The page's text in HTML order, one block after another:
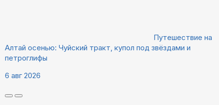
Путешествие на
Алтай осенью: Чуйский тракт, купол под звёздами и
петроглифы
6 авг 2026